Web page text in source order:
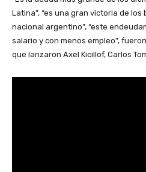
Latina”, “es una gran victoria de
nacional argentino”, “este
salario y con menos empleo”,
que lanzaron Axel Kicillof, Carlos